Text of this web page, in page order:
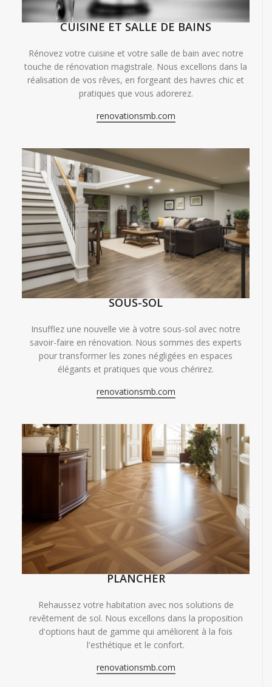
CUISINE ET SALLE DE BAINS
Rénovez votre cuisine et votre salle de bain avec notre
touche de rénovation magistrale. Nous excellons dans la
réalisation de vos rêves, en forgeant des havres chic et
pratiques que vous adorerez.
renovationsmb.com
SOUS-SOL
Insufflez une nouvelle vie à votre sous-sol avec notre
savoir-faire en rénovation. Nous sommes des experts
pour transformer les zones négligées en espaces
élégants et pratiques que vous chérirez.
renovationsmb.com
PLANCHER
Rehaussez votre habitation avec nos solutions de
revêtement de sol. Nous excellons dans la proposition
d'options haut de gamme qui améliorent à la fois
l'esthétique et le confort.
renovationsmb.com